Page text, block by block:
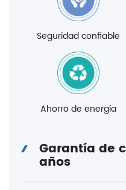
Seguridad confiable
Ahorro de energía
Garantía de
años